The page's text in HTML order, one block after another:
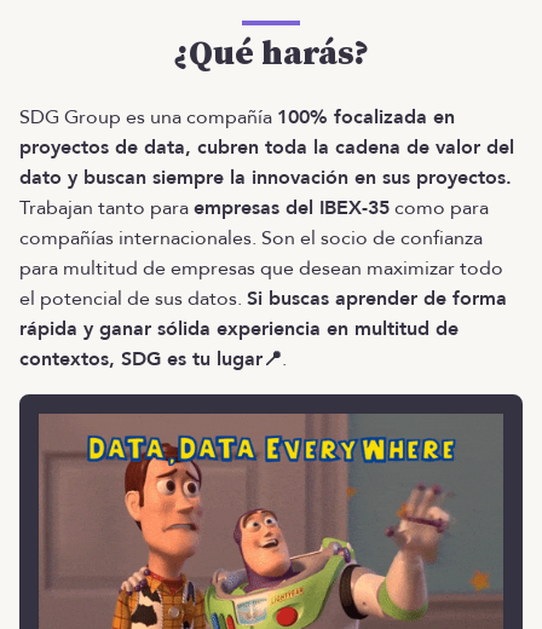
¿Qué harás?
SDG Group es una compañía 100% focalizada en
proyectos de data, cubren toda la cadena de valor del
dato y buscan siempre la innovación en sus proyectos.
Trabajan tanto paraempresas del IBEX-35como para
compañías internacionales. Son el socio de confianza
para multitud de empresas que desean maximizar todo
el potencial de sus datos. Si buscas aprender de forma
rápida y ganar sólida experiencia en multitud de
contextos, SDG es tu lugar📍.